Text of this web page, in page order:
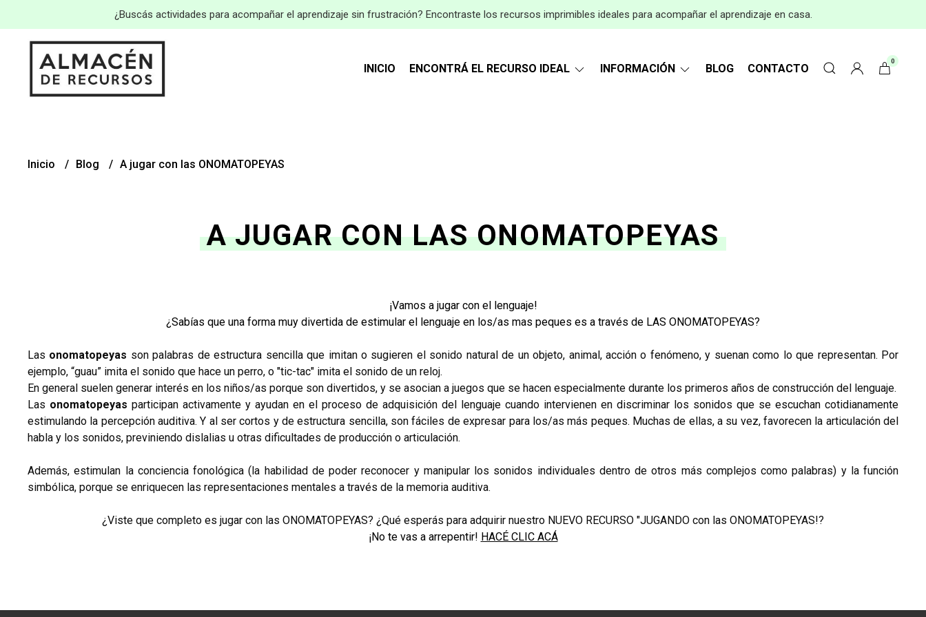
¿Buscás actividades para acompañar el aprendizaje sin frustración? Encontraste los recursos imprimibles ideales para acompañar el aprendizaje en casa.
INICIO ENCONTRÁ EL RECURSO IDEAL INFORMACIÓN BLOG CONTACTO
0
Inicio Blog A jugar con las ONOMATOPEYAS
A JUGAR CON LAS ONOMATOPEYAS
¡Vamos a jugar con el lenguaje!
¿Sabías que una forma muy divertida de estimular el lenguaje en los/as mas peques es a través de LAS ONOMATOPEYAS?
Las onomatopeyas son palabras de estructura sencilla que imitan o sugieren el sonido natural de un objeto, animal, acción o fenómeno, y suenan como lo que representan. Por
ejemplo, “guau” imita el sonido que hace un perro, o "tic-tac" imita el sonido de un reloj.
En general suelen generar interés en los niños/as porque son divertidos, y se asocian a juegos que se hacen especialmente durante los primeros años de construcción del lenguaje.
Las onomatopeyas participan activamente y ayudan en el proceso de adquisición del lenguaje cuando intervienen en discriminar los sonidos que se escuchan cotidianamente
estimulando la percepción auditiva. Y al ser cortos y de estructura sencilla, son fáciles de expresar para los/as más peques. Muchas de ellas, a su vez, favorecen la articulación del
habla y los sonidos, previniendo dislalias u otras dificultades de producción o articulación.
Además, estimulan la conciencia fonológica (la habilidad de poder reconocer y manipular los sonidos individuales dentro de otros más complejos como palabras) y la función
simbólica, porque se enriquecen las representaciones mentales a través de la memoria auditiva.
¿Viste que completo es jugar con las ONOMATOPEYAS? ¿Qué esperás para adquirir nuestro NUEVO RECURSO "JUGANDO con las ONOMATOPEYAS!?
¡No te vas a arrepentir! HACÉ CLIC ACÁ